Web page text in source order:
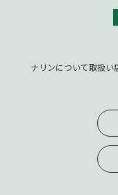
ナリンについて取扱い